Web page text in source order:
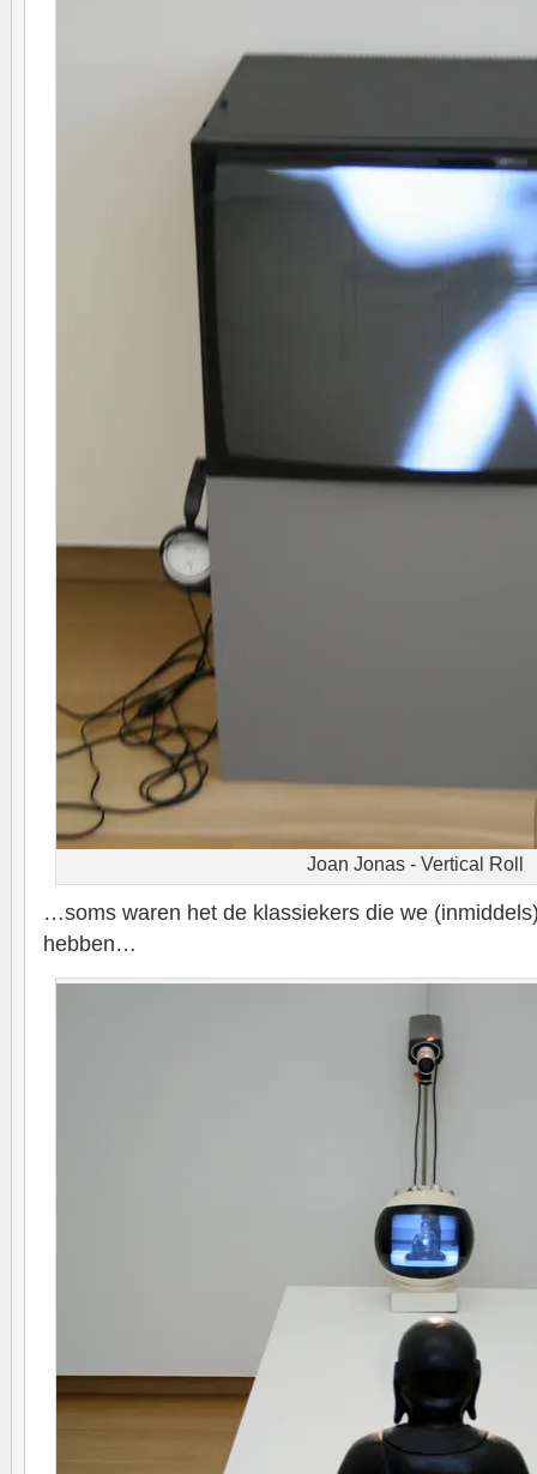
Joan Jonas - Vertical Roll
…soms waren het de klassiekers die we
hebben…